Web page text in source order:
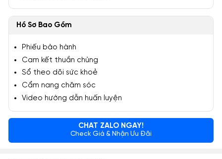
Hồ Sơ Bao Gồm
Phiếu bảo hành
Cam kết thuần chủng
Sổ theo dõi sức khoẻ
Cẩm nang chăm sóc
Video hướng dẫn huấn luyện
CHAT ZALO NGAY!
Check Giá & Nhận Ưu Đãi